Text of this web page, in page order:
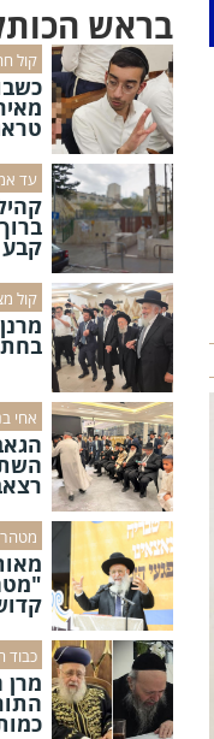
בראש
קול
עד
קבע
קול
אחי
כבוד
מרן